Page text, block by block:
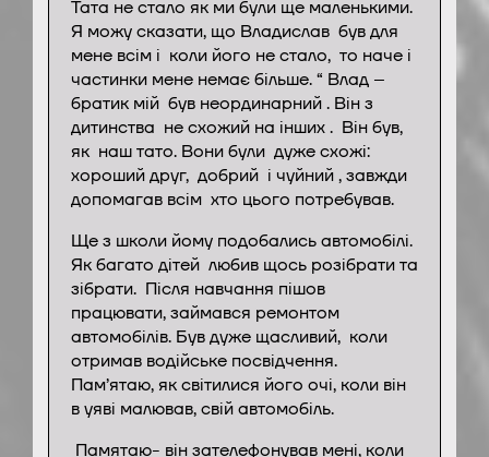
Тата не стало як ми були ще маленькими.
Я можу сказати, що Владислав був для
мене всім і коли його не стало, то наче і
частинки мене немає більше. “ Влад –
братик мій був неординарний . Він з
дитинства не схожий на інших . Він був,
як наш тато. Вони були дуже схожі:
хороший друг, добрий і чуйний , завжди
допомагав всім хто цього потребував.
Ще з школи йому подобались автомобілі.
Як багато дітей любив щось розібрати та
зібрати. Після навчання пішов
працювати, займався ремонтом
автомобілів. Був дуже щасливий, коли
отримав водійське посвідчення.
Пам’ятаю, як світилися його очі, коли він
в уяві малював, свій автомобіль.
Памятаю- він зателефонував мені, коли